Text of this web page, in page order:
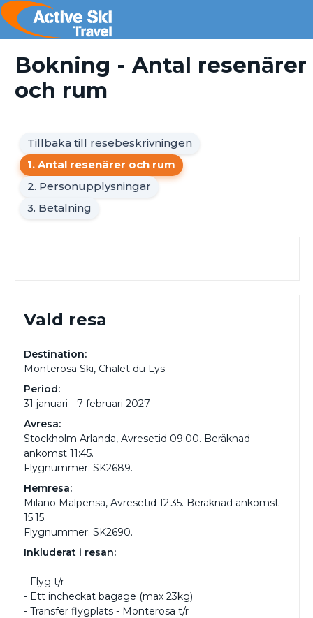
Bokning - Antal resenärer
och rum
Tillbaka till resebeskrivningen
1. Antal resenärer och rum
2. Personupplysningar
3. Betalning
Vald resa
Destination:
Monterosa Ski, Chalet du Lys
Period:
31 januari - 7 februari 2027
Avresa:
Stockholm Arlanda, Avresetid 09:00. Beräknad
ankomst 11:45.
Flygnummer: SK2689.
Hemresa:
Milano Malpensa, Avresetid 12:35. Beräknad ankomst
15:15.
Flygnummer: SK2690.
Inkluderat i resan:
- Flyg t/r
- Ett incheckat bagage (max 23kg)
- Transfer flygplats - Monterosa t/r